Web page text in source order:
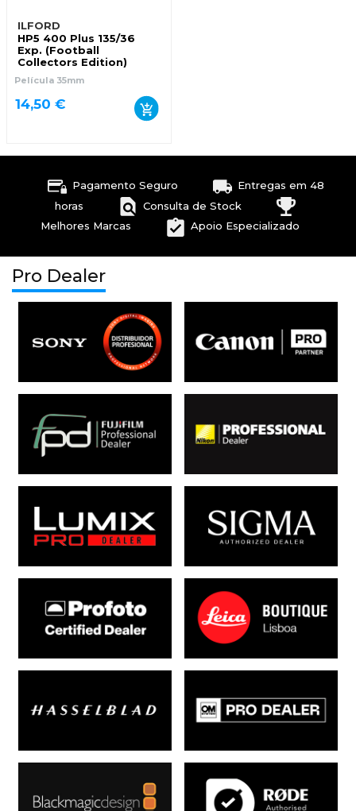
ILFORD
HP5 400 Plus 135/36
Exp. (Football
Collectors Edition)
Película 35mm
14,50 €
Pagamento Seguro
Entregas em 48
horas
Consulta de Stock
Melhores Marcas
Apoio Especializado
Pro Dealer